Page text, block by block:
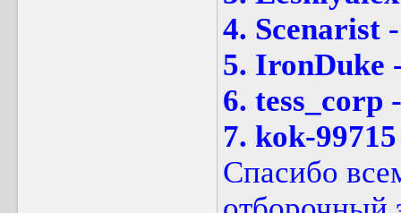
4. Scenarist
5. IronDuke
6. tess_corp
7. kok-
Спасибо